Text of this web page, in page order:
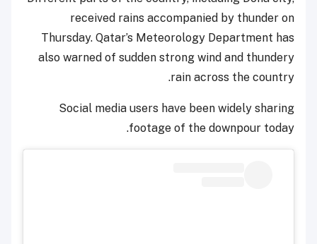
received rains accompanied by thunder on
Thursday. Qatar’s Meteorology Department has
also warned of sudden strong wind and thundery
rain across the country.
Social media users have been widely sharing
footage of the downpour today.